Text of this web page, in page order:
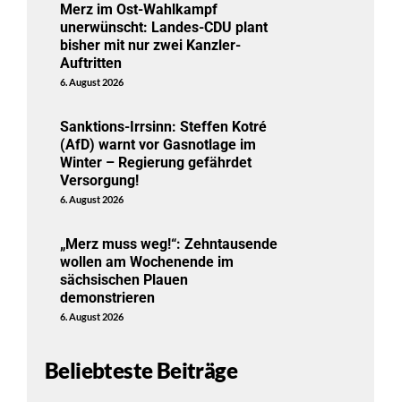
Merz im Ost-Wahlkampf
unerwünscht: Landes-CDU plant
bisher mit nur zwei Kanzler-
Auftritten
6. August 2026
Sanktions-Irrsinn: Steffen Kotré
(AfD) warnt vor Gasnotlage im
Winter – Regierung gefährdet
Versorgung!
6. August 2026
„Merz muss weg!“: Zehntausende
wollen am Wochenende im
sächsischen Plauen
demonstrieren
6. August 2026
Beliebteste Beiträge